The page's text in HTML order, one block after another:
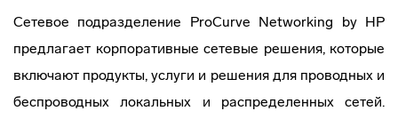
Сетевое подразделение ProCurve Networking by HP
предлагает корпоративные сетевые решения, которые
включают продукты, услуги и решения для проводных и
беспроводных локальных и распределенных сетей.